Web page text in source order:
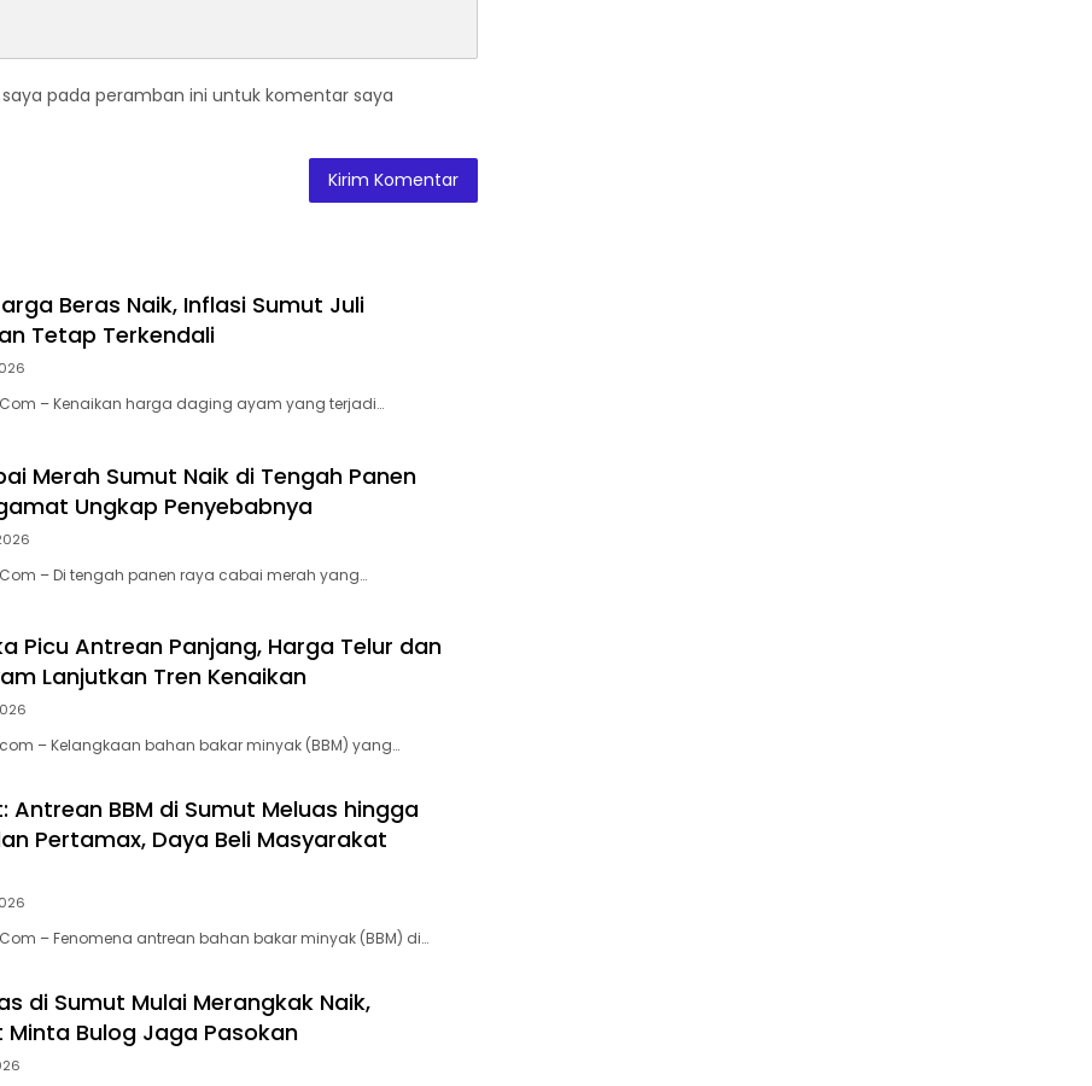
pada peramban ini untuk komentar saya
Beras Naik, Inflasi Sumut Juli
Tetap Terkendali
– Kenaikan harga daging ayam yang terjadi…
Merah Sumut Naik di Tengah Panen
Ungkap Penyebabnya
– Di tengah panen raya cabai merah yang…
Picu Antrean Panjang, Harga Telur dan
Lanjutkan Tren Kenaikan
– Kelangkaan bahan bakar minyak (BBM) yang…
Antrean BBM di Sumut Meluas hingga
Pertamax, Daya Beli Masyarakat
– Fenomena antrean bahan bakar minyak (BBM) di…
di Sumut Mulai Merangkak Naik,
Minta Bulog Jaga Pasokan